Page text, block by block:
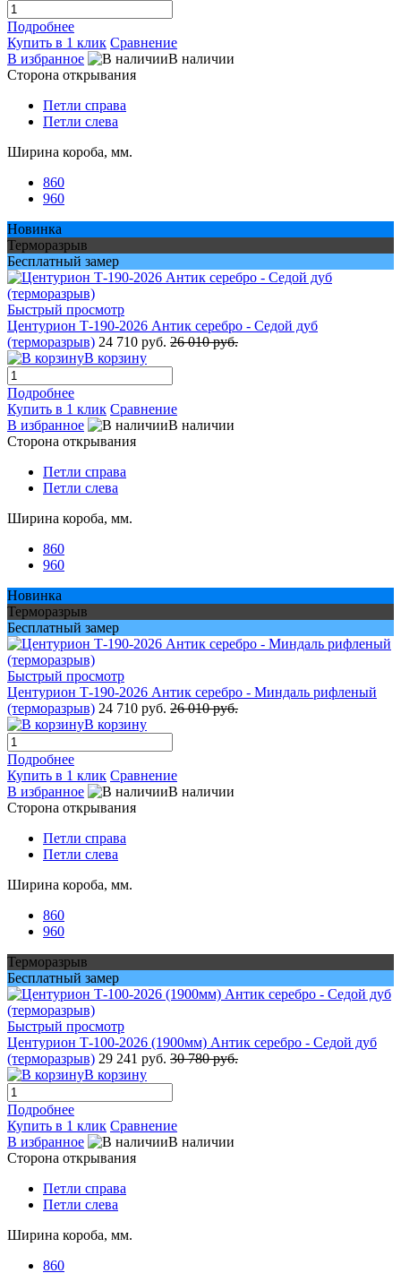
Подробнее
Купить в 1 клик Сравнение
В избранное
В наличии
Сторона открывания
Петли справа
Петли слева
Ширина короба, мм.
860
960
Новинка
Терморазрыв
Бесплатный замер
Быстрый просмотр
Центурион Т-190-2026 Антик серебро - Седой дуб
(терморазрыв) 24 710 руб. 26 010 руб.
В корзину
Подробнее
Купить в 1 клик Сравнение
В избранное
В наличии
Сторона открывания
Петли справа
Петли слева
Ширина короба, мм.
860
960
Новинка
Терморазрыв
Бесплатный замер
Быстрый просмотр
Центурион Т-190-2026 Антик серебро - Миндаль рифленый
(терморазрыв) 24 710 руб. 26 010 руб.
В корзину
Подробнее
Купить в 1 клик Сравнение
В избранное
В наличии
Сторона открывания
Петли справа
Петли слева
Ширина короба, мм.
860
960
Терморазрыв
Бесплатный замер
Быстрый просмотр
Центурион Т-100-2026 (1900мм) Антик серебро - Седой дуб
(терморазрыв) 29 241 руб. 30 780 руб.
В корзину
Подробнее
Купить в 1 клик Сравнение
В избранное
В наличии
Сторона открывания
Петли справа
Петли слева
Ширина короба, мм.
860